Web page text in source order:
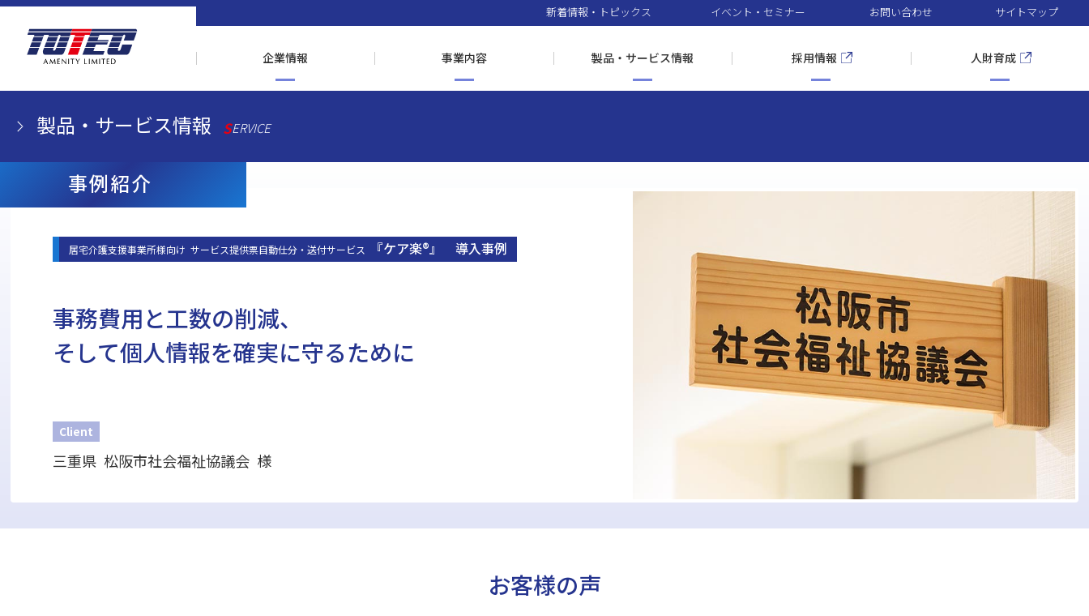
企業情報 事業内容 製品・サービス情報 採用情報 人財育成
新着情報・トピックス イベント・セミナー お問い合わせ サイトマップ
製品・サービス情報 SERVICE
事例紹介
居宅介護支援事業所様向け サービス提供票自動仕分・送付サービス 『ケア楽®』 導入事例
事務費用と工数の削減、
そして個人情報を確実に守るために
Client
三重県 松阪市社会福祉協議会 様
お客様の声